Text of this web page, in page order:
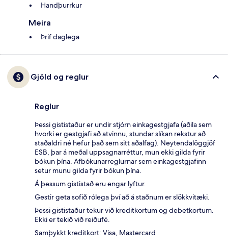
Handþurrkur
Meira
Þrif daglega
Gjöld og reglur
Reglur
Þessi gististaður er undir stjórn einkagestgjafa (aðila sem
hvorki er gestgjafi að atvinnu, stundar slíkan rekstur að
staðaldri né hefur það sem sitt aðalfag). Neytendalöggjöf
ESB, þar á meðal uppsagnarréttur, mun ekki gilda fyrir
bókun þína. Afbókunarreglurnar sem einkagestgjafinn
setur munu gilda fyrir bókun þína.
Á þessum gististað eru engar lyftur.
Gestir geta sofið rólega því að á staðnum er slökkvitæki.
Þessi gististaður tekur við kreditkortum og debetkortum.
Ekki er tekið við reiðufé.
Samþykkt kreditkort: Visa, Mastercard